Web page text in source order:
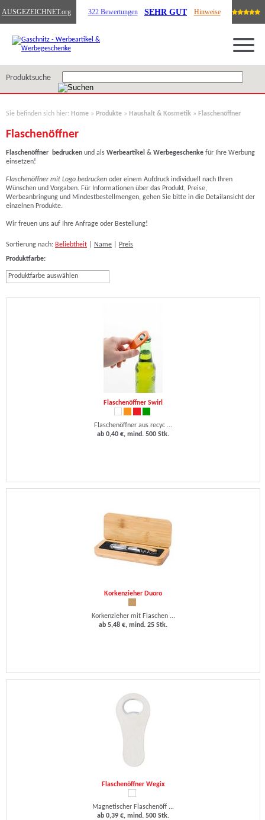
AUSGEZEICHNET.org 322 Bewertungen SEHR GUT Hinweise
Produktsuche
Sie befinden sich hier: Home » Produkte » Haushalt & Kosmetik » Flaschenöffner
Flaschenöffner
Flaschenöffner bedrucken und als Werbeartikel & Werbegeschenke für Ihre Werbung
einsetzen!
Flaschenöffner mit Logo bedrucken oder einem Aufdruck individuell nach Ihren
Wünschen und Vorgaben. Für Informationen über das Produkt, Preise,
Werbeanbringung und Mindestbestellmengen, gehen Sie bitte in die Detailansicht der
einzelnen Produkte.
Wir freuen uns auf Ihre Anfrage oder Bestellung!
Sortierung nach: Beliebtheit Name
Preis
Produktfarbe:
Produktfarbe auswählen
Flaschenöffner Swirl
Flaschenöffner aus recyc ...
ab 0,40 €, mind. 500 Stk.
Korkenzieher Duoro
Korkenzieher mit Flaschen ...
ab 5,48 €, mind. 25 Stk.
Flaschenöffner Wegix
Magnetischer Flaschenöff ...
ab 0,39 €, mind. 500 Stk.